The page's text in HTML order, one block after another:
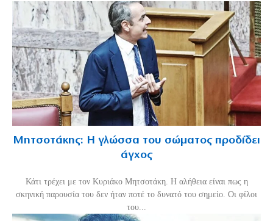
Μητσοτάκης: Η γλώσσα του σώματος προδίδει
άγχος
Κάτι τρέχει με τον Κυριάκο Μητσοτάκη. Η αλήθεια είναι πως η
σκηνική παρουσία του δεν ήταν ποτέ το δυνατό του σημείο. Οι φίλοι
του...